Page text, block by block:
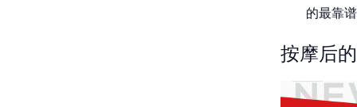
的最靠
按摩后